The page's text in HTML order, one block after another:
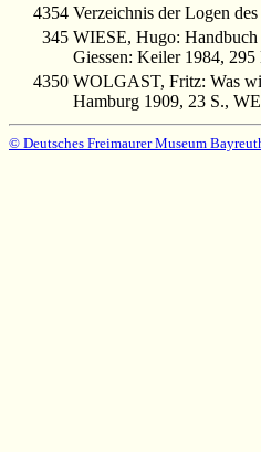
4354 Verzeichnis der Logen
345 WIESE, Hugo:
Giessen: Keiler 1984, 295
4350 WOLGAST, Fritz: Was
Hamburg 1909, 23 S.,
© Deutsches Freimaurer Museum